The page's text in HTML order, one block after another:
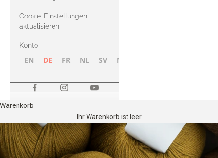
Cookie-Einstellungen
aktualisieren
Konto
EN DE FR NL SV NB
Warenkorb
Ihr Warenkorb ist leer